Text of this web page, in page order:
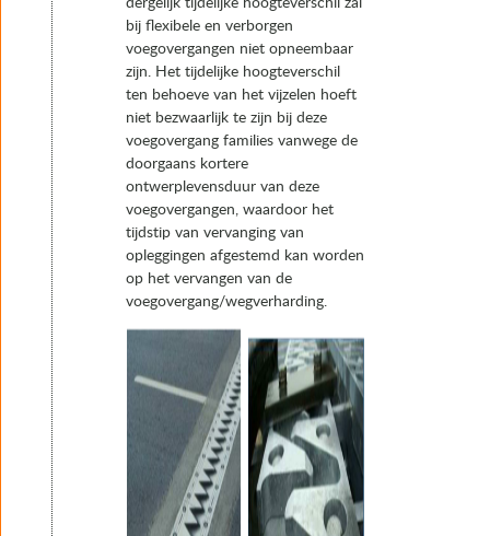
dergelijk tijdelijke hoogteverschil zal
bij flexibele en verborgen
voegovergangen niet opneembaar
zijn. Het tijdelijke hoogteverschil
ten behoeve van het vijzelen hoeft
niet bezwaarlijk te zijn bij deze
voegovergang families vanwege de
doorgaans kortere
ontwerplevensduur van deze
voegovergangen, waardoor het
tijdstip van vervanging van
opleggingen afgestemd kan worden
op het vervangen van de
voegovergang/wegverharding.